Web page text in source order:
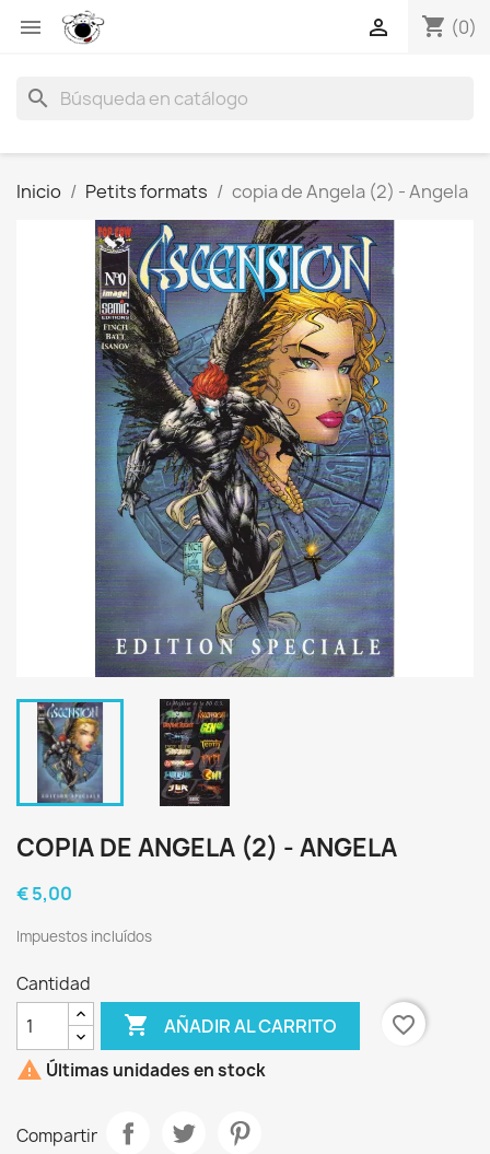
 shopping_cart (0)

search
Inicio Petits formats copia de Angela (2) - Angela
COPIA DE ANGELA (2) - ANGELA
€ 5,00
Impuestos incluídos
Cantidad
 AÑADIR AL CARRITO
favorite_border
 Últimas unidades en stock
Compartir